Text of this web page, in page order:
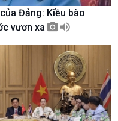
sự 6h
sự 12h
sự 18h
Đảng: Kiều bào
vươn xa